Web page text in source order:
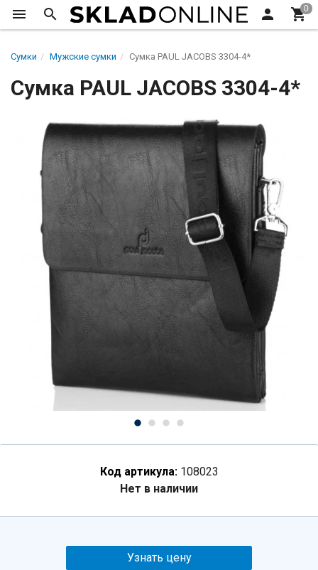
Сумки Мужские сумки Сумка PAUL JACOBS 3304-4*
Сумка PAUL JACOBS 3304-4*
Код артикула: 108023
Нет в наличии
Узнать цену